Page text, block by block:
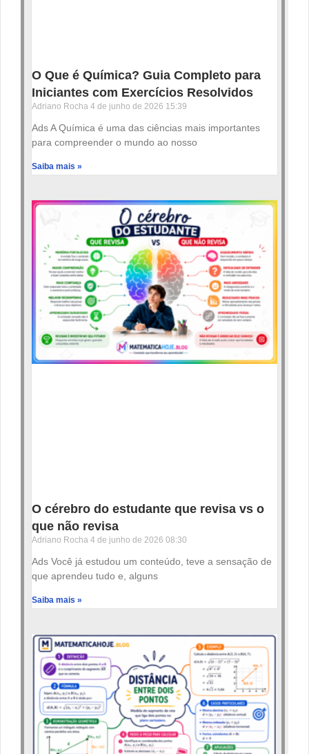
O Que é Química? Guia Completo para
Iniciantes com Exercícios Resolvidos
Adriano Rocha 4 de junho de 2026 15:39
Ads A Química é uma das ciências mais importantes
para compreender o mundo ao nosso
Saiba mais »
O cérebro do estudante que revisa vs o
que não revisa
Adriano Rocha 4 de junho de 2026 08:30
Ads Você já estudou um conteúdo, teve a sensação de
que aprendeu tudo e, alguns
Saiba mais »